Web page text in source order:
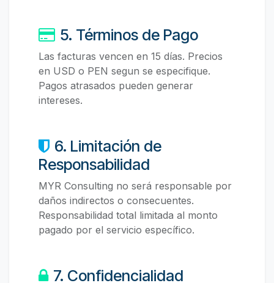
5. Términos de Pago
Las facturas vencen en 15 días. Precios
en USD o PEN segun se especifique.
Pagos atrasados pueden generar
intereses.
6. Limitación de
Responsabilidad
MYR Consulting no será responsable por
daños indirectos o consecuentes.
Responsabilidad total limitada al monto
pagado por el servicio específico.
7. Confidencialidad